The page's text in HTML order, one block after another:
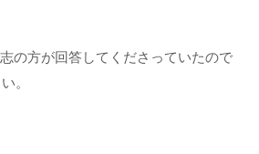
の方が回答してくださっていたので
。